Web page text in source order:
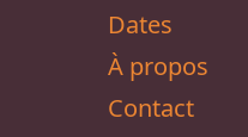
Dates
À propos
Contact